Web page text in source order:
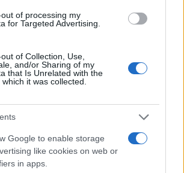
of processing my
for Targeted Advertising.
of Collection, Use,
and/or Sharing of my
that Is Unrelated with the
it was collected.
Google to enable storage
like cookies on web or
in apps.